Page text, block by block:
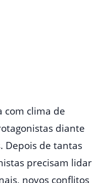
com clima de
diante
Depois de tantas
precisam lidar
novos conflitos